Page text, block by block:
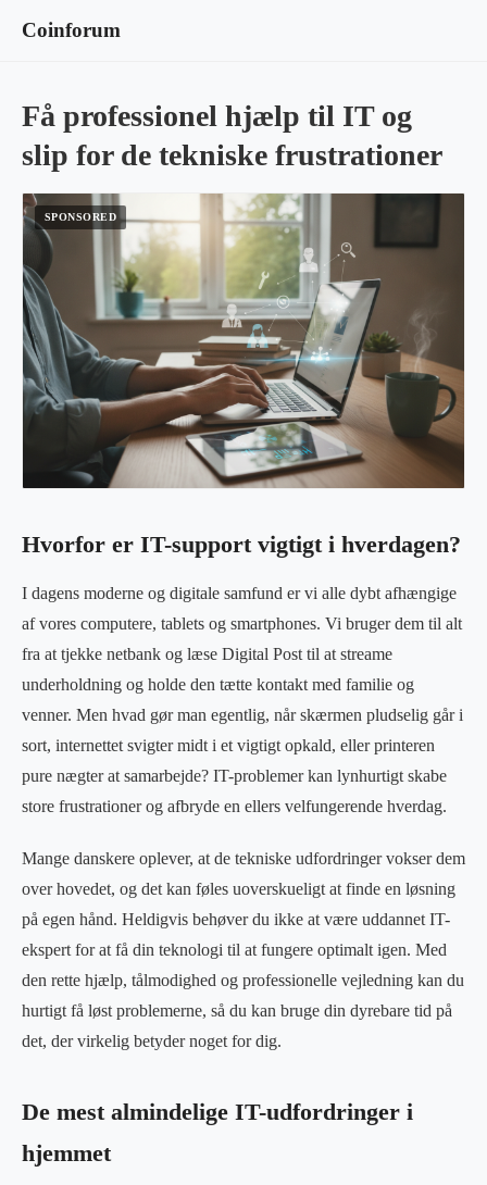
Coinforum
Få professionel hjælp til IT og
slip for de tekniske frustrationer
Hvorfor er IT-support vigtigt i hverdagen?
I dagens moderne og digitale samfund er vi alle dybt afhængige
af vores computere, tablets og smartphones. Vi bruger dem til alt
fra at tjekke netbank og læse Digital Post til at streame
underholdning og holde den tætte kontakt med familie og
venner. Men hvad gør man egentlig, når skærmen pludselig går i
sort, internettet svigter midt i et vigtigt opkald, eller printeren
pure nægter at samarbejde? IT-problemer kan lynhurtigt skabe
store frustrationer og afbryde en ellers velfungerende hverdag.
Mange danskere oplever, at de tekniske udfordringer vokser dem
over hovedet, og det kan føles uoverskueligt at finde en løsning
på egen hånd. Heldigvis behøver du ikke at være uddannet IT-
ekspert for at få din teknologi til at fungere optimalt igen. Med
den rette hjælp, tålmodighed og professionelle vejledning kan du
hurtigt få løst problemerne, så du kan bruge din dyrebare tid på
det, der virkelig betyder noget for dig.
De mest almindelige IT-udfordringer i
hjemmet